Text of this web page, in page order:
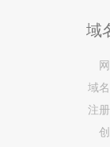
域
域
注